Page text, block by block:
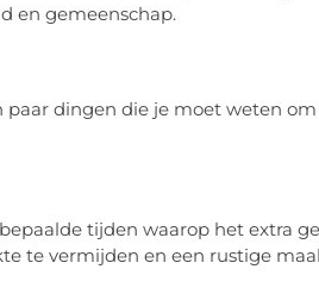
en gemeenschap.
paar dingen die je moet weten
tijden waarop het extra
te vermijden en een rustige